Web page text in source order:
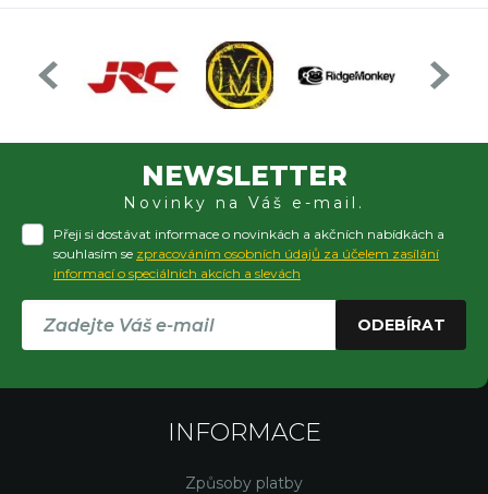
NEWSLETTER
Novinky na Váš e-mail.
Přeji si dostávat informace o novinkách a akčních nabídkách a
souhlasím se zpracováním osobních údajů za účelem zasílání
informací o speciálních akcích a slevách
ODEBÍRAT
INFORMACE
Způsoby platby